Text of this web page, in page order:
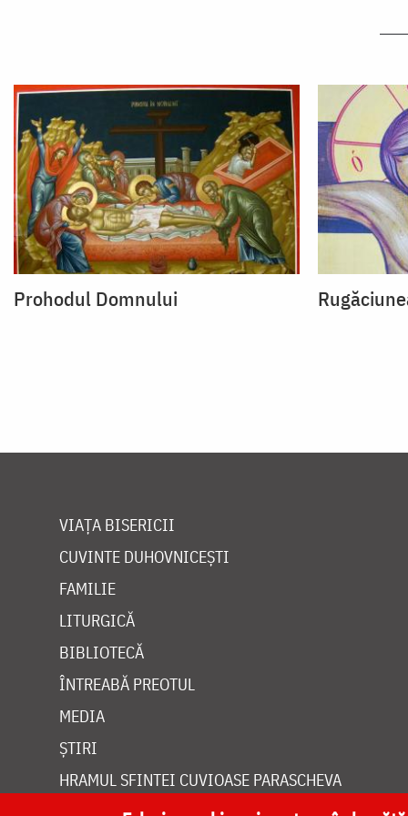
Prohodul Domnului
VIAȚA BISERICII
CUVINTE DUHOVNICEȘTI
FAMILIE
LITURGICĂ
BIBLIOTECĂ
ÎNTREABĂ PREOTUL
MEDIA
ȘTIRI
HRAMUL SFINTEI CUVIOASE PARASCHEVA